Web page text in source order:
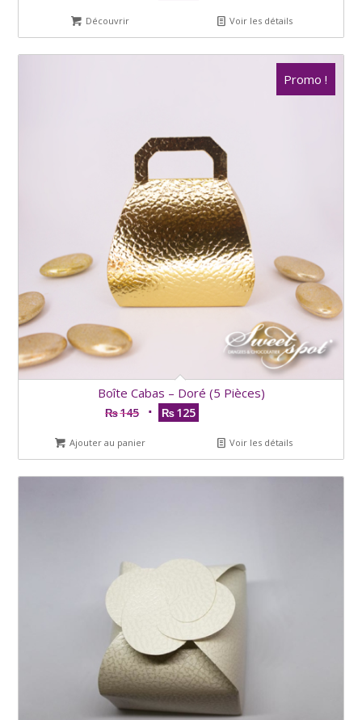
Découvrir Voir les détails
Boîte Cabas – Doré (5 Pièces)
₨145 ₨125
Ajouter au panier Voir les détails